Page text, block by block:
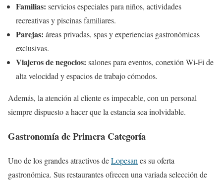
Familias: servicios especiales para niños, actividades
recreativas y piscinas familiares.
Parejas: áreas privadas, spas y experiencias gastronómicas
exclusivas.
Viajeros de negocios: salones para eventos, conexión Wi-Fi de
alta velocidad y espacios de trabajo cómodos.
Además, la atención al cliente es impecable, con un personal
siempre dispuesto a hacer que la estancia sea inolvidable.
Gastronomía de Primera Categoría
Uno de los grandes atractivos deLopesan es su oferta
gastronómica. Sus restaurantes ofrecen una variada selección de